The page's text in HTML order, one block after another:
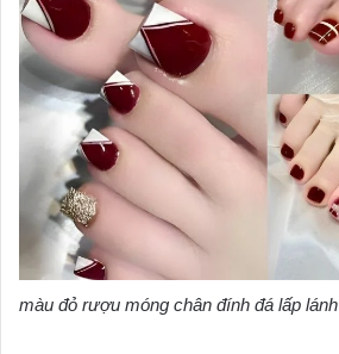
màu đỏ rượu móng chân đính đá lấp lánh